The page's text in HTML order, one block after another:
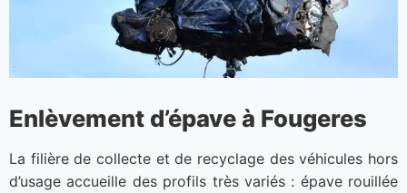
Enlèvement d’épave à Fougeres
La filière de collecte et de recyclage des véhicules hors
d’usage accueille des profils très variés : épave rouillée